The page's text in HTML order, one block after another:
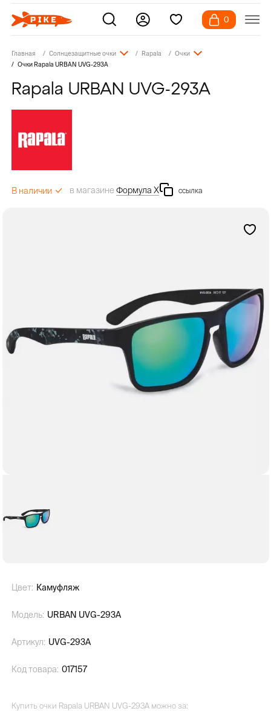
0
Главная Солнцезащитные очки Rapala
Очки
Очки Rapala URBAN UVG-293A
Rapala URBAN UVG-293A
В наличии в магазинеФормула Х ссылка
Цвет: Камуфляж
Модель: URBAN UVG-293A
Артикул: UVG-293A
Код товара: 017157
Купить очки Rapala URBAN UVG-293A можно за: